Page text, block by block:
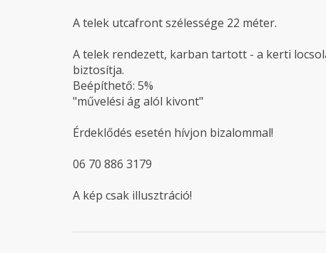
A telek utcafront szélessége 22 méter.
A telek rendezett, karban tartott - a kerti
biztosítja.
Beépíthető: 5%
"művelési ág alól kivont"
Érdeklődés esetén hívjon bizalommal!
06 70 886 3179
A kép csak illusztráció!